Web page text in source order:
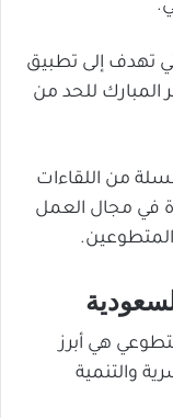
تهدف إلى تطبيق
المبارك للحد من
من اللقاءات
في مجال العمل
هي أبرز
والتنمية